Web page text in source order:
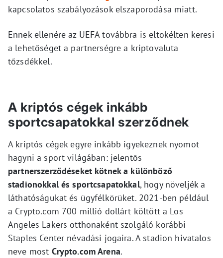
kapcsolatos szabályozások elszaporodása miatt.
Ennek ellenére az UEFA továbbra is eltökélten keresi
a lehetőséget a partnerségre a kriptovaluta
tőzsdékkel.
A kriptós cégek inkább
sportcsapatokkal szerződnek
A kriptós cégek egyre inkább igyekeznek nyomot
hagyni a sport világában: jelentős
partnerszerződéseket kötnek a különböző
stadionokkal és sportcsapatokkal, hogy növeljék a
láthatóságukat és ügyfélkörüket. 2021-ben például
a Crypto.com 700 millió dollárt költött a Los
Angeles Lakers otthonaként szolgáló korábbi
Staples Center névadási jogaira. A stadion hivatalos
neve most Crypto.com Arena.